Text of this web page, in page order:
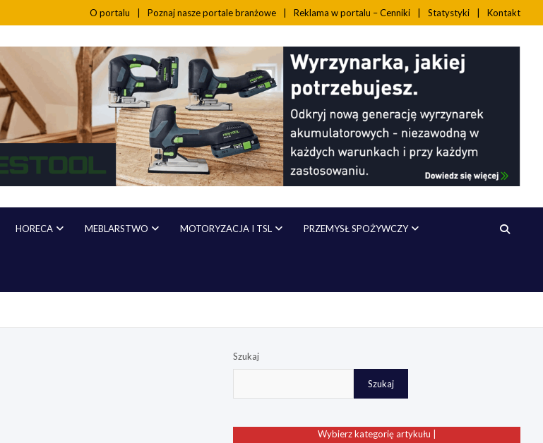
O portalu Poznaj nasze portale branżowe Reklama w portalu – Cenniki Statystyki Kontakt
HORECA MEBLARSTWO MOTORYZACJA I TSL PRZEMYSŁ SPOŻYWCZY
Szukaj
Szukaj
Wybierz kategorię artykułu |